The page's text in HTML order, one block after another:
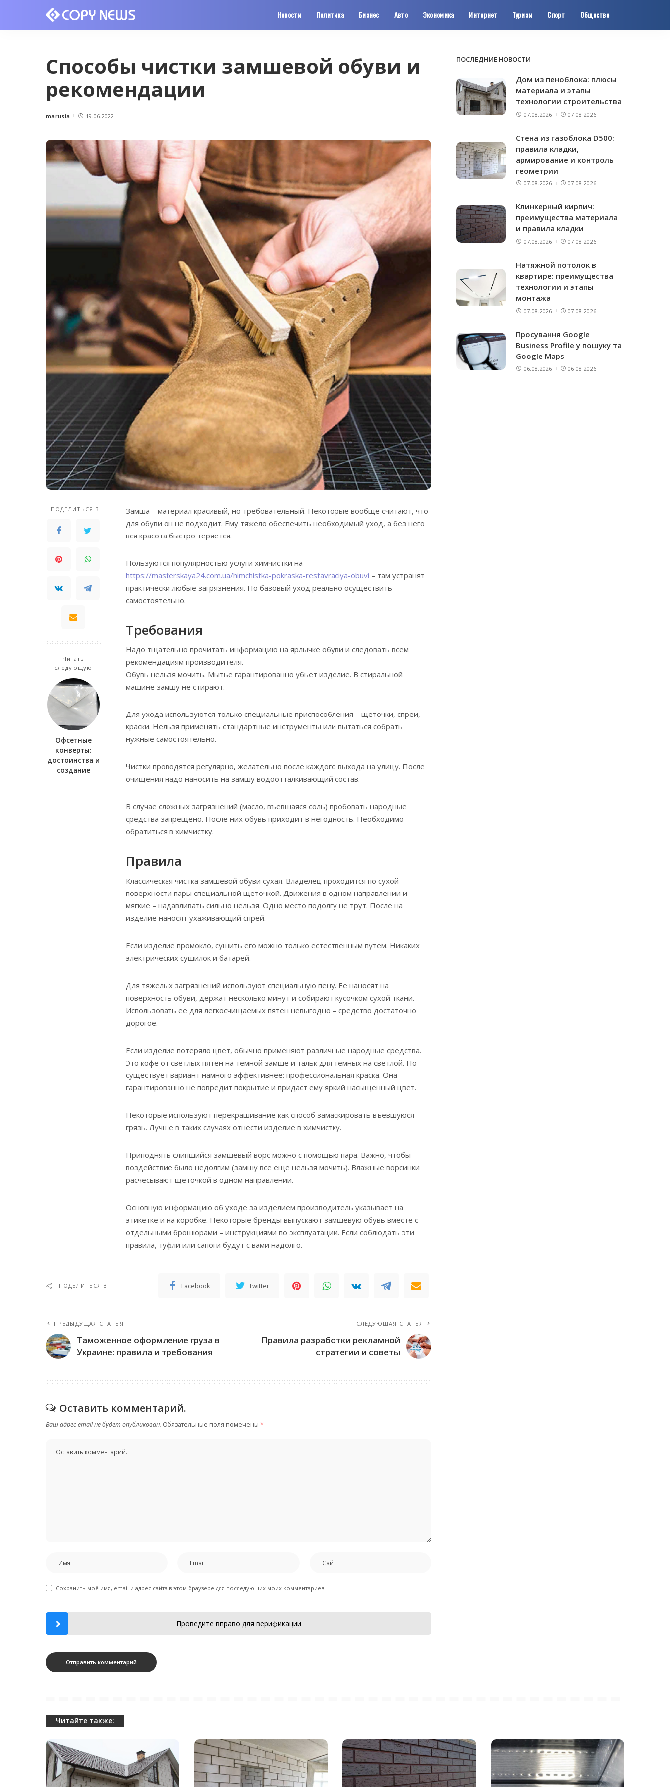
Новости Политика Бизнес Авто Экономика Интернет Туризм Спорт Общество
Способы чистки замшевой обуви и
рекомендации
Posted
marusia 19.06.2022
ПОДЕЛИТЬСЯ В
Читать
следующую
Офсетные
конверты:
достоинства и
создание
Замша – материал красивый, но требовательный. Некоторые вообще считают, что
для обуви он не подходит. Ему тяжело обеспечить необходимый уход, а без него
вся красота быстро теряется.
Пользуются популярностью услуги химчистки на
https://masterskaya24.com.ua/himchistka-pokraska-restavraciya-obuvi – там устранят
практически любые загрязнения. Но базовый уход реально осуществить
самостоятельно.
Требования
Надо тщательно прочитать информацию на ярлычке обуви и следовать всем
рекомендациям производителя.
Обувь нельзя мочить. Мытье гарантированно убьет изделие. В стиральной
машине замшу не стирают.
Для ухода используются только специальные приспособления – щеточки, спреи,
краски. Нельзя применять стандартные инструменты или пытаться собрать
нужные самостоятельно.
Чистки проводятся регулярно, желательно после каждого выхода на улицу. После
очищения надо наносить на замшу водоотталкивающий состав.
В случае сложных загрязнений (масло, въевшаяся соль) пробовать народные
средства запрещено. После них обувь приходит в негодность. Необходимо
обратиться в химчистку.
Правила
Классическая чистка замшевой обуви сухая. Владелец проходится по сухой
поверхности пары специальной щеточкой. Движения в одном направлении и
мягкие – надавливать сильно нельзя. Одно место подолгу не трут. После на
изделие наносят ухаживающий спрей.
Если изделие промокло, сушить его можно только естественным путем. Никаких
электрических сушилок и батарей.
Для тяжелых загрязнений используют специальную пену. Ее наносят на
поверхность обуви, держат несколько минут и собирают кусочком сухой ткани.
Использовать ее для легкосчищаемых пятен невыгодно – средство достаточно
дорогое.
Если изделие потеряло цвет, обычно применяют различные народные средства.
Это кофе от светлых пятен на темной замше и тальк для темных на светлой. Но
существует вариант намного эффективнее: профессиональная краска. Она
гарантированно не повредит покрытие и придаст ему яркий насыщенный цвет.
Некоторые используют перекрашивание как способ замаскировать въевшуюся
грязь. Лучше в таких случаях отнести изделие в химчистку.
Приподнять слипшийся замшевый ворс можно с помощью пара. Важно, чтобы
воздействие было недолгим (замшу все еще нельзя мочить). Влажные ворсинки
расчесывают щеточкой в одном направлении.
Основную информацию об уходе за изделием производитель указывает на
этикетке и на коробке. Некоторые бренды выпускают замшевую обувь вместе с
отдельными брошюрами – инструкциями по эксплуатации. Если соблюдать эти
правила, туфли или сапоги будут с вами надолго.
ПОДЕЛИТЬСЯ В Facebook Twitter
ПРЕДЫДУЩАЯ СТАТЬЯ
Таможенное оформление груза в
Украине: правила и требования
СЛЕДУЮЩАЯ СТАТЬЯ
Правила разработки рекламной
стратегии и советы
Оставить комментарий.
Ваш адрес email не будет опубликован. Обязательные поля помечены *
Сохранить моё имя, email и адрес сайта в этом браузере для последующих моих комментариев.
Проведите вправо для верификации
ПОСЛЕДНИЕ НОВОСТИ
Дом из пеноблока: плюсы
материала и этапы
технологии строительства
07.08.2026 07.08.2026
Стена из газоблока D500:
правила кладки,
армирование и контроль
геометрии
07.08.2026 07.08.2026
Клинкерный кирпич:
преимущества материала
и правила кладки
07.08.2026 07.08.2026
Натяжной потолок в
квартире: преимущества
технологии и этапы
монтажа
07.08.2026 07.08.2026
Просування Google
Business Profile у пошуку та
Google Maps
06.08.2026 06.08.2026
Читайте также: